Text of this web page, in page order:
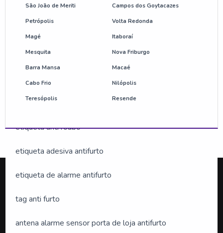
sistema anti roubo para lojas
etiqueta mini tag para roupas
comprar desativador antifurto
bolacha antifurto preço
etiqueta antifurto am
etiqueta anti roubo
etiqueta adesiva antifurto
etiqueta de alarme antifurto
tag anti furto
antena alarme sensor porta de loja antifurto
São João de Meriti Campos dos Goytacazes
Petrópolis Volta Redonda
Magé Itaboraí
Mesquita Nova Friburgo
Barra Mansa Macaé
Cabo Frio Nilópolis
Teresópolis Resende
Silveira Alarmes
O conteúdo do texto desta página é de direito reservado.